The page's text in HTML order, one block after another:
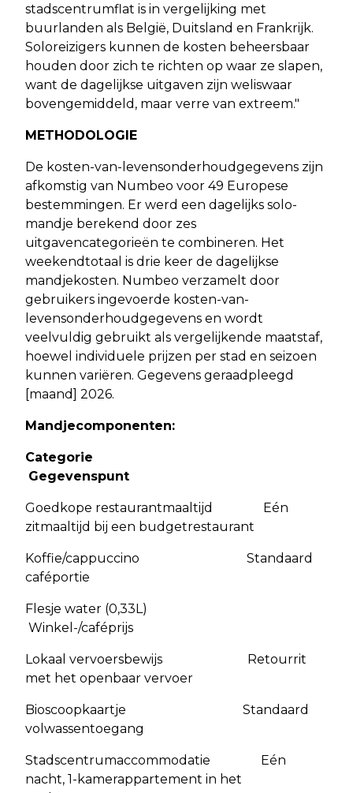
stadscentrumflat is in vergelijking met
buurlanden als België, Duitsland en Frankrijk.
Soloreizigers kunnen de kosten beheersbaar
houden door zich te richten op waar ze slapen,
want de dagelijkse uitgaven zijn weliswaar
bovengemiddeld, maar verre van extreem."
METHODOLOGIE
De kosten-van-levensonderhoudgegevens zijn
afkomstig van Numbeo voor 49 Europese
bestemmingen. Er werd een dagelijks solo-
mandje berekend door zes
uitgavencategorieën te combineren. Het
weekendtotaal is drie keer de dagelijkse
mandjekosten. Numbeo verzamelt door
gebruikers ingevoerde kosten-van-
levensonderhoudgegevens en wordt
veelvuldig gebruikt als vergelijkende maatstaf,
hoewel individuele prijzen per stad en seizoen
kunnen variëren. Gegevens geraadpleegd
[maand] 2026.
Mandjecomponenten:
Categorie
Gegevenspunt
Goedkope restaurantmaaltijd Eén
zitmaaltijd bij een budgetrestaurant
Koffie/cappuccino Standaard
caféportie
Flesje water (0,33L)
Winkel-/caféprijs
Lokaal vervoersbewijs Retourrit
met het openbaar vervoer
Bioscoopkaartje Standaard
volwassentoegang
Stadscentrumaccommodatie Eén
nacht, 1-kamerappartement in het